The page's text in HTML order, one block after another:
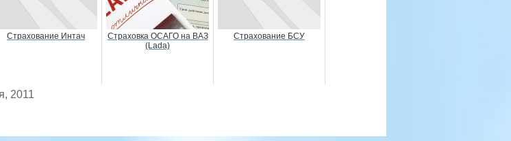
Страхование Интач
Страховка ОСАГО на ВАЗ
(Lada)
Страхование БСУ
2011